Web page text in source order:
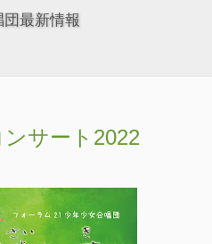
最新情報
サート2022